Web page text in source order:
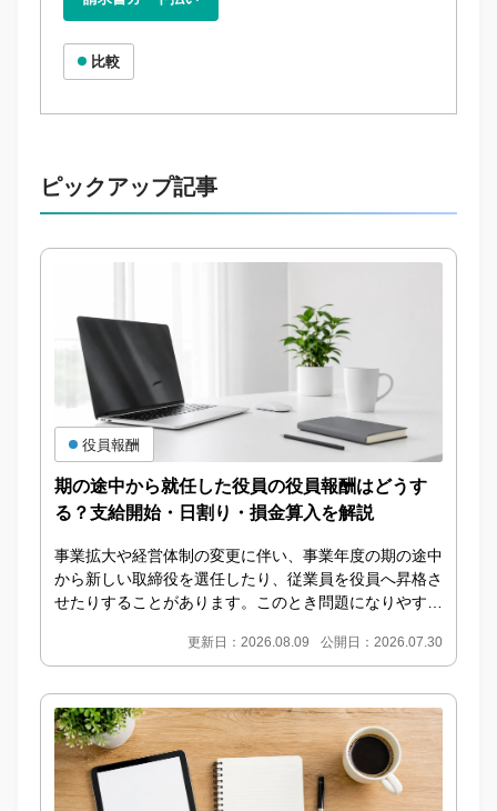
比較
ピックアップ記事
期の途中から就任した役員の役員報酬はどうす
る？支給開始・日割り・損金算入を解説
事業拡大や経営体制の変更に伴い、事業年度の期の途中
から新しい取締役を選任したり、従業員を役員へ昇格さ
せたりすることがあります。このとき問題になりやすい
更新日：2026.08.09 公開日：2026.07.30
役員報酬